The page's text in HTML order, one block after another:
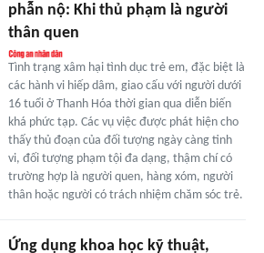
phẫn nộ: Khi thủ phạm là người
thân quen
Tình trạng xâm hại tình dục trẻ em, đặc biệt là
các hành vi hiếp dâm, giao cấu với người dưới
16 tuổi ở Thanh Hóa thời gian qua diễn biến
khá phức tạp. Các vụ việc được phát hiện cho
thấy thủ đoạn của đối tượng ngày càng tinh
vi, đối tượng phạm tội đa dạng, thậm chí có
trường hợp là người quen, hàng xóm, người
thân hoặc người có trách nhiệm chăm sóc trẻ.
Ứng dụng khoa học kỹ thuật,